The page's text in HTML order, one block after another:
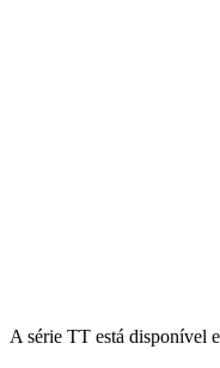
A série TT está disponível